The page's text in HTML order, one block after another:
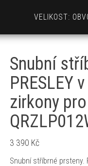
VELIKOST:
Snubní
PRESLEY
zirkony
3 390 Kč
Snubní stříbrné prsteny.